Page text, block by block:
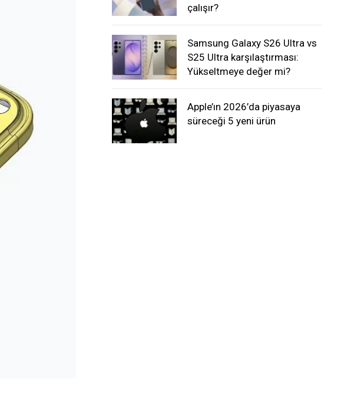
çalışır?
Samsung Galaxy S26 Ultra vs
S25 Ultra karşılaştırması:
Yükseltmeye değer mi?
Apple’ın 2026’da piyasaya
süreceği 5 yeni ürün